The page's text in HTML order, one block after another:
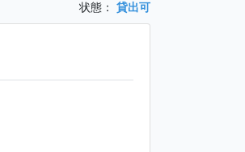
状態： 貸出可